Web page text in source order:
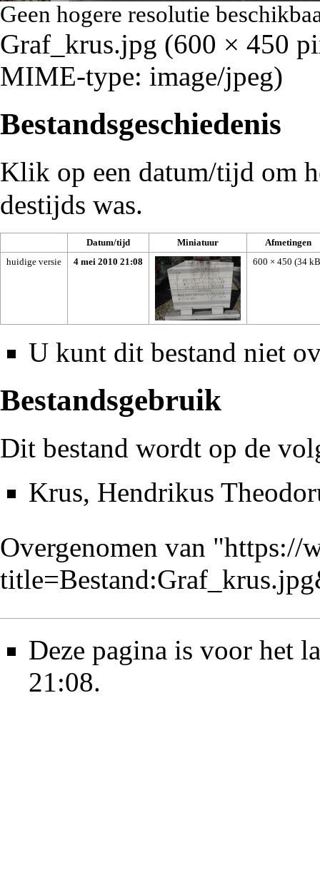
Geen hogere resolutie
Graf_krus.jpg (600 × 450
MIME-type: image/jpeg)
Bestandsgeschiedenis
Klik op een datum/tijd om
destijds was.
Datum/tijd Miniatuur
Afmetingen
huidige versie
4 mei 2010 21:08 600 × 450 (34
U kunt dit bestand niet
Bestandsgebruik
Dit bestand wordt op de
Krus, Hendrikus
Overgenomen van "https://
Deze pagina is voor het
21:08.